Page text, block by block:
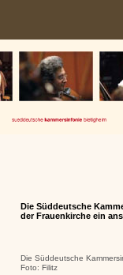
Zum
springen
Die Süddeutsche
der Frauenkirche ein
Die Süddeutsche
Foto: Filitz